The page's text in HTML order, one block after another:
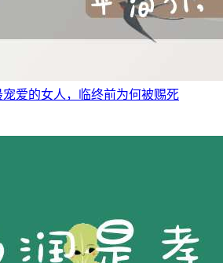
爱的女人，临终前为何被赐死